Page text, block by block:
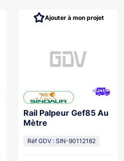
Rail Palpeur Gef85 Au
Mètre
Réf GDV : SIN-90112182
Ajouter à mon projet